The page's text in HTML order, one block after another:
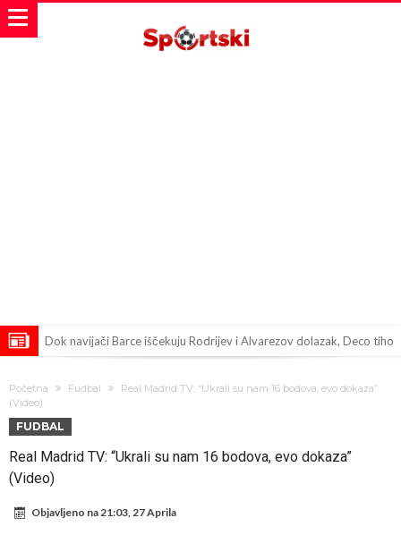
Dok navijači Barce iščekuju Rodrijev i Alvarezov dolazak, Deco tiho
bivši saigrač Salaha u Liverpoolu
Posao vrijedan 150 miliona eura! Liverpool sve ili ništa za igrača
Šok na treningu Barcelone! Prolomio se vrisak, a onda je u suzama
Početna Fudbal
Real Madrid TV: “Ukrali su nam 16 bodova, evo dokaza”
(Video)
FUDBAL
Real Madrid TV: “Ukrali su nam 16 bodova, evo dokaza”
(Video)
Objavljeno na21:03, 27 Aprila